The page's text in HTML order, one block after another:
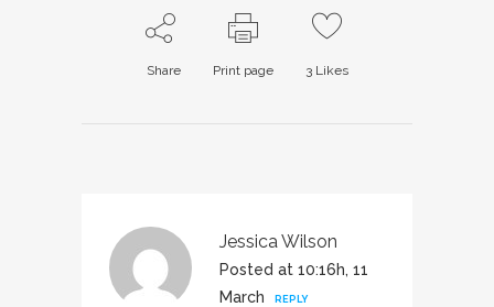
Share Print page 3 Likes
Jessica Wilson
Posted at 10:16h, 11
March
REPLY